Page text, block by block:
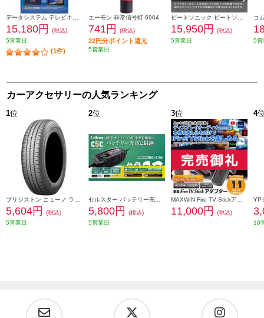
15,180円
(税込)
5営業日
(1件)
エーモン 非常信号灯 6904
741円 (税込)
22円分ポイント還元
5営業日
15,950円
(税込)
5営業日
5営
カーアクセサリーの人気ランキング
1位
5,604円
(税込)
5営業日
2位
5,800円
(税込)
5営業日
3位
11,000円 (税込)
4
10